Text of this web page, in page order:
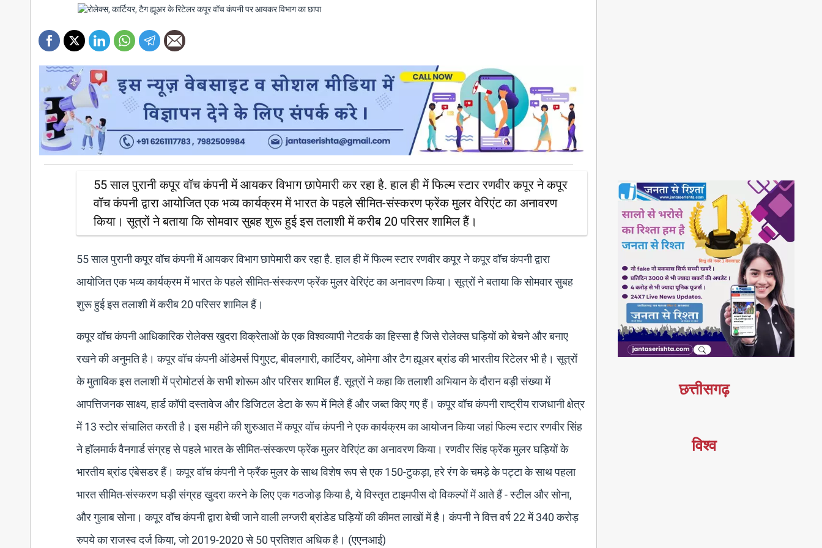
55 साल पुरानी कपूर वॉच कंपनी में आयकर विभाग छापेमारी कर रहा है. हाल ही में फिल्म स्टार रणवीर कपूर ने कपूर
वॉच कंपनी द्वारा आयोजित एक भव्य कार्यक्रम में भारत के पहले सीमित-संस्करण फ्रेंक मुलर वेरिएंट का अनावरण
किया। सूत्रों ने बताया कि सोमवार सुबह शुरू हुई इस तलाशी में करीब 20 परिसर शामिल हैं।
55 साल पुरानी कपूर वॉच कंपनी में आयकर विभाग छापेमारी कर रहा है. हाल ही में फिल्म स्टार रणवीर कपूर ने कपूर वॉच कंपनी द्वारा
आयोजित एक भव्य कार्यक्रम में भारत के पहले सीमित-संस्करण फ्रेंक मुलर वेरिएंट का अनावरण किया। सूत्रों ने बताया कि सोमवार सुबह
शुरू हुई इस तलाशी में करीब 20 परिसर शामिल हैं।
कपूर वॉच कंपनी आधिकारिक रोलेक्स खुदरा विक्रेताओं के एक विश्वव्यापी नेटवर्क का हिस्सा है जिसे रोलेक्स घड़ियों को बेचने और बनाए
रखने की अनुमति है। कपूर वॉच कंपनी ऑडेमर्स पिगुएट, बीवलगारी, कार्टियर, ओमेगा और टैग ह्यूअर ब्रांड की भारतीय रिटेलर भी है। सूत्रों
के मुताबिक इस तलाशी में प्रोमोटर्स के सभी शोरूम और परिसर शामिल हैं. सूत्रों ने कहा कि तलाशी अभियान के दौरान बड़ी संख्या में
आपत्तिजनक साक्ष्य, हार्ड कॉपी दस्तावेज और डिजिटल डेटा के रूप में मिले हैं और जब्त किए गए हैं। कपूर वॉच कंपनी राष्ट्रीय राजधानी क्षेत्र
में 13 स्टोर संचालित करती है। इस महीने की शुरुआत में कपूर वॉच कंपनी ने एक कार्यक्रम का आयोजन किया जहां फिल्म स्टार रणवीर सिंह
ने हॉलमार्क वैनगार्ड संग्रह से पहले भारत के सीमित-संस्करण फ्रेंक मुलर वेरिएंट का अनावरण किया। रणवीर सिंह फ्रेंक मुलर घड़ियों के
भारतीय ब्रांड एंबेसडर हैं। कपूर वॉच कंपनी ने फ्रैंक मुलर के साथ विशेष रूप से एक 150-टुकड़ा, हरे रंग के चमड़े के पट्टा के साथ पहला
भारत सीमित-संस्करण घड़ी संग्रह खुदरा करने के लिए एक गठजोड़ किया है, ये विस्तृत टाइमपीस दो विकल्पों में आते हैं - स्टील और सोना,
और गुलाब सोना। कपूर वॉच कंपनी द्वारा बेची जाने वाली लग्जरी ब्रांडेड घड़ियों की कीमत लाखों में है। कंपनी ने वित्त वर्ष 22 में 340 करोड़
रुपये का राजस्व दर्ज किया, जो 2019-2020 से 50 प्रतिशत अधिक है। (एएनआई)
छत्तीसगढ़
विश्व